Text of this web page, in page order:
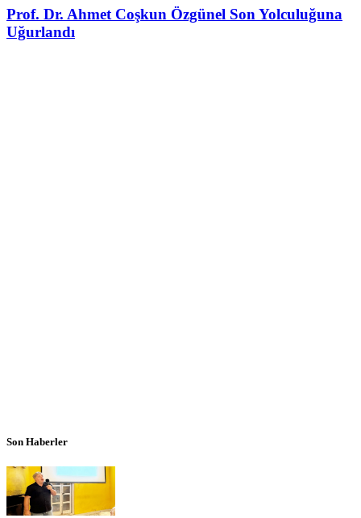
Prof. Dr. Ahmet Coşkun Özgünel Son Yolculuğuna
Uğurlandı
Son Haberler